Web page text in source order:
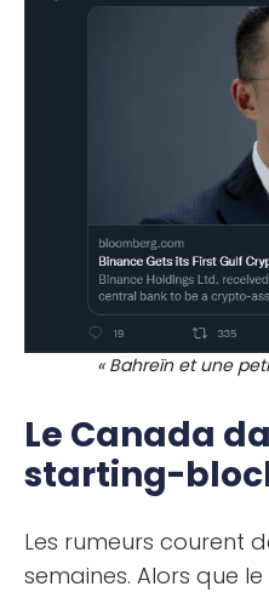
« Bahreïn et une
Le Canada
starting-
Les rumeurs courent
semaines. Alors que